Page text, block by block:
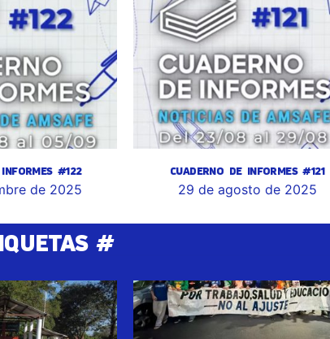
#122
de 2025
CUADERNO DE INFORMES #121
29 de agosto de 2025
#